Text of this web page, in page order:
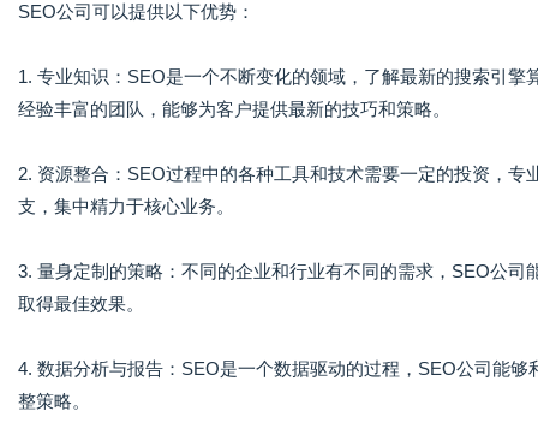
SEO公司可以提供以下优势：
1. 专业知识：SEO是一个不断变化的领域，了解最新的搜索引
经验丰富的团队，能够为客户提供最新的技巧和策略。
2. 资源整合：SEO过程中的各种工具和技术需要一定的投资，
支，集中精力于核心业务。
3. 量身定制的策略：不同的企业和行业有不同的需求，SEO公
取得最佳效果。
4. 数据分析与报告：SEO是一个数据驱动的过程，SEO公司能
整策略。